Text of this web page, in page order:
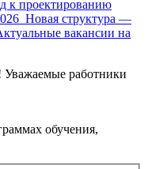
к проектированию
Новая структура —
вакансии на
работники
обучения,